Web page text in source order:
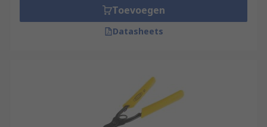
Toevoegen
Datasheets